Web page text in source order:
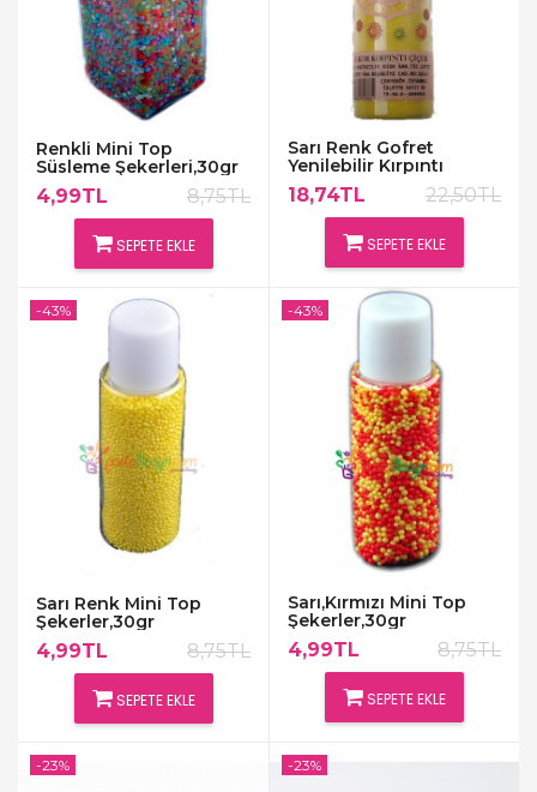
Renkli Mini Top
Süsleme Şekerleri,30gr
4,99TL 8,75TL
SEPETE EKLE
Sarı Renk Gofret
Yenilebilir Kırpıntı
Süslemeler
18,74TL 22,50TL
SEPETE EKLE
Sarı Renk Mini Top
Şekerler,30gr
4,99TL 8,75TL
SEPETE EKLE
-43%
Sarı,Kırmızı Mini Top
Şekerler,30gr
4,99TL 8,75TL
SEPETE EKLE
-43%
-23% -23%